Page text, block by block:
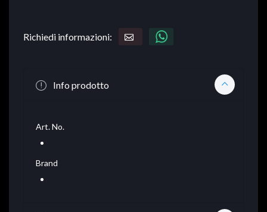
Richiedi informazioni:
Info prodotto
Art. No.
Brand